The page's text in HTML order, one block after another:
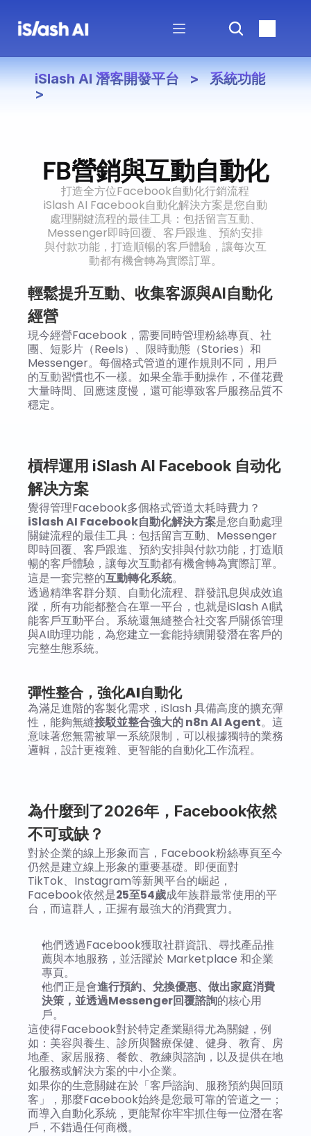
iSlash AI 潛客開發平台   >   系統功能
>
FB營銷與互動自動化
打造全方位Facebook自動化行銷流程
iSlash AI Facebook自動化解決方案是您自動
處理關鍵流程的最佳工具：包括留言互動、
Messenger即時回覆、客戶跟進、預約安排
與付款功能，打造順暢的客戶體驗，讓每次互
動都有機會轉為實際訂單。
輕鬆提升互動、收集客源與AI自動化
經營
現今經營Facebook，需要同時管理粉絲專頁、社
團、短影片（Reels）、限時動態（Stories）和
Messenger。每個格式管道的運作規則不同，用戶
的互動習慣也不一樣。如果全靠手動操作，不僅花費
大量時間、回應速度慢，還可能導致客戶服務品質不
穩定。
槓桿運用 iSlash AI Facebook 自动化
解决方案
覺得管理Facebook多個格式管道太耗時費力？
iSlash AI Facebook自動化解決方案是您自動處理
關鍵流程的最佳工具：包括留言互動、Messenger
即時回覆、客戶跟進、預約安排與付款功能，打造順
暢的客戶體驗，讓每次互動都有機會轉為實際訂單。
這是一套完整的互動轉化系統。
透過精準客群分類、自動化流程、群發訊息與成效追
蹤，所有功能都整合在單一平台，也就是iSlash AI賦
能客戶互動平台。系統還無縫整合社交客戶關係管理
與AI助理功能，為您建立一套能持續開發潛在客戶的
完整生態系統。
彈性整合，強化AI自動化
為滿足進階的客製化需求，iSlash 具備高度的擴充彈
性，能夠無縫接駁並整合強大的 n8n AI Agent。這
意味著您無需被單一系統限制，可以根據獨特的業務
邏輯，設計更複雜、更智能的自動化工作流程。
為什麼到了2026年，Facebook依然
不可或缺？
對於企業的線上形象而言，Facebook粉絲專頁至今
仍然是建立線上形象的重要基礎。即便面對
TikTok、Instagram等新興平台的崛起，
Facebook依然是25至54歲成年族群最常使用的平
台，而這群人，正握有最強大的消費實力。
他們透過Facebook獲取社群資訊、尋找產品推
薦與本地服務，並活躍於 Marketplace 和企業
專頁。
他們正是會進行預約、兌換優惠、做出家庭消費
決策，並透過Messenger回覆諮詢的核心用
戶。
這使得Facebook對於特定產業顯得尤為關鍵，例
如：美容與養生、診所與醫療保健、健身、教育、房
地產、家居服務、餐飲、教練與諮詢，以及提供在地
化服務或解決方案的中小企業。
如果你的生意關鍵在於「客戶諮詢、服務預約與回頭
客」，那麼Facebook始終是您最可靠的管道之一；
而導入自動化系統，更能幫你牢牢抓住每一位潛在客
戶，不錯過任何商機。